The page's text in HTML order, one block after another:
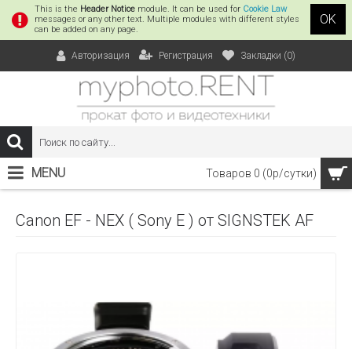
This is the Header Notice module. It can be used for Cookie Law
messages or any other text. Multiple modules with different styles
can be added on any page.
OK
Авторизация Регистрация Закладки (0)
Товаров 0 (0р/сутки)
MENU
Canon EF - NEX ( Sony E ) от SIGNSTEK AF